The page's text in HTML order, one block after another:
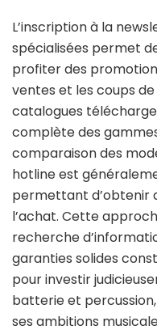
L’inscription à la
spécialisées permet
profiter des
ventes et les coups
catalogues
complète des
comparaison des
hotline est
permettant d’obtenir
l’achat. Cette
recherche
garanties solides
pour investir
batterie et
ses ambitions